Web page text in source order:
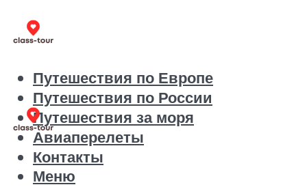
Путешествия по Европе
Путешествия по России
Путешествия за моря
Авиаперелеты
Контакты
Меню